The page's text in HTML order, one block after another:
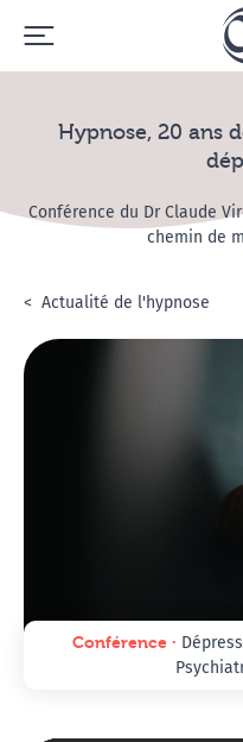
Hypnose, 20 ans
Conférence du Dr Claude
chemin de
Accueil
L'hypnose
Actualité de l'hypnose
Conférence ∙